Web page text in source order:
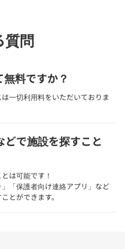
質問
料ですか？
一切利用料をいただいておりま
で施設を探すこと
は可能です！
「保護者向け連絡アプリ」など
とができます。